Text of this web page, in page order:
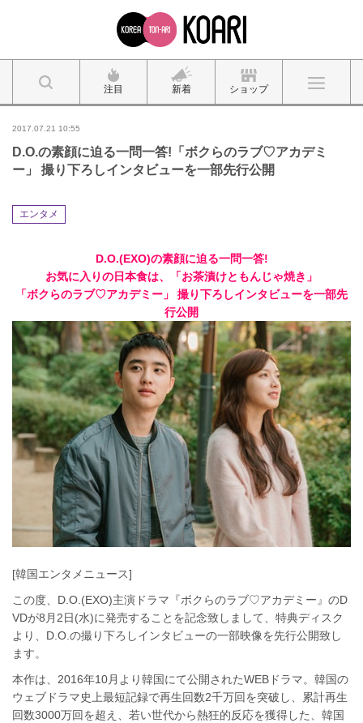
注目 新着 ショップ
2017.07.21 10:55
D.O.の素顔に迫る一問一答!「ボクらのラブ♡アカデミ
ー」 撮り下ろしインタビューを一部先行公開
エンタメ
D.O.(EXO)の素顔に迫る一問一答!
お気に入りの日本食は、「お茶漬けともんじゃ焼き」
「ボクらのラブ♡アカデミー」 撮り下ろしインタビューを一部先
行公開
[韓国エンタメニュース]
この度、D.O.(EXO)主演ドラマ『ボクらのラブ♡アカデミー』のD
VDが8月2日(水)に発売することを記念致しまして、特典ディスク
より、D.O.の撮り下ろしインタビューの一部映像を先行公開致し
ます。
本作は、2016年10月より韓国にて公開されたWEBドラマ。韓国の
ウェブドラマ史上最短記録で再生回数2千万回を突破し、累計再生
回数3000万回を超え、若い世代から熱狂的反応を獲得した、韓国